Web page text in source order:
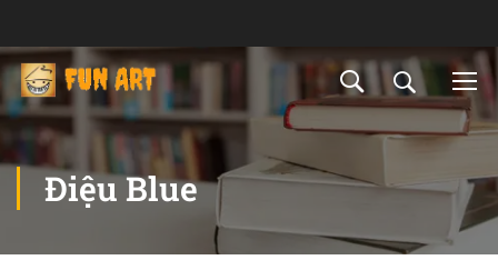
Điệu Blue